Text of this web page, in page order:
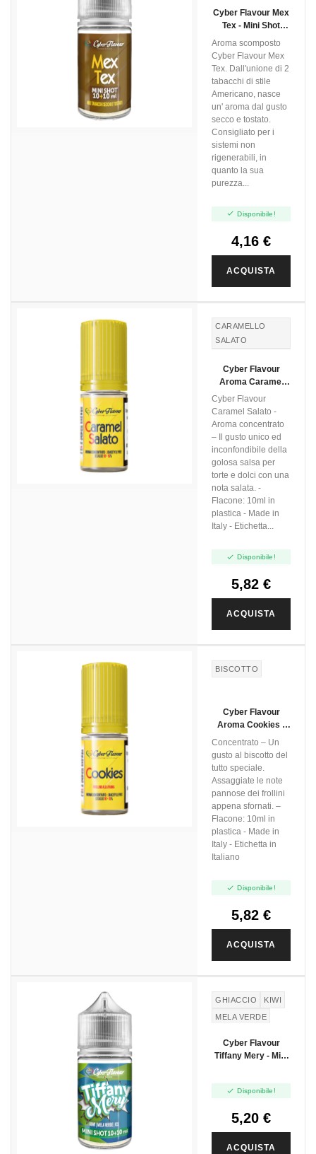
Cyber Flavour Mex
Tex - Mini Shot
Aroma scomposto
Cyber Flavour Mex
Tex. Dall'unione di 2
tabacchi di stile
Americano, nasce
un' aroma dal gusto
secco e tostato.
Consigliato per i
sistemi non
rigenerabili, in
quanto la sua
purezza...
 Disponibile!
4,16 €
ACQUISTA
CARAMELLO
SALATO
CARAMEL
Cyber Flavour
Aroma Caramel
Cyber Flavour
Caramel Salato -
Aroma concentrato
– Il gusto unico ed
inconfondibile della
golosa salsa per
torte e dolci con una
nota salata. -
Flacone: 10ml in
plastica - Made in
Italy - Etichetta...
 Disponibile!
5,82 €
ACQUISTA
BISCOTTO
Cyber Flavour
Aroma Cookies -
10ml
Concentrato – Un
gusto al biscotto del
tutto speciale.
Assaggiate le note
pannose dei frollini
appena sfornati. –
Flacone: 10ml in
plastica - Made in
Italy - Etichetta in
Italiano
 Disponibile!
5,82 €
ACQUISTA
GHIACCIO
KIWI
MELA VERDE
Cyber Flavour
Tiffany Mery - Mini
 Disponibile!
5,20 €
ACQUISTA